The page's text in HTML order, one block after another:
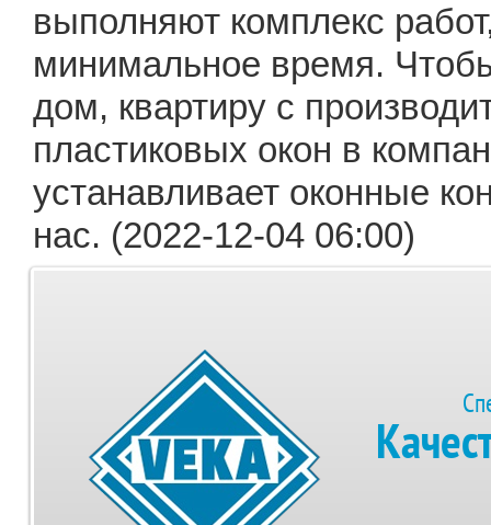
выполняют комплекс
минимальное время.
дом, квартиру с
пластиковых окон в
устанавливает оконные
нас. (2022-12-04 06:00)